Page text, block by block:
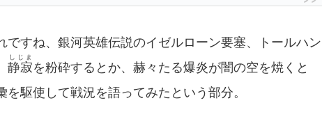
ですね、銀河英雄伝説のイゼルローン要塞、トールハン
静寂
しじま
を粉砕するとか、赫々たる爆炎が闇の空を焼くと
駆使して戦況を語ってみたという部分。